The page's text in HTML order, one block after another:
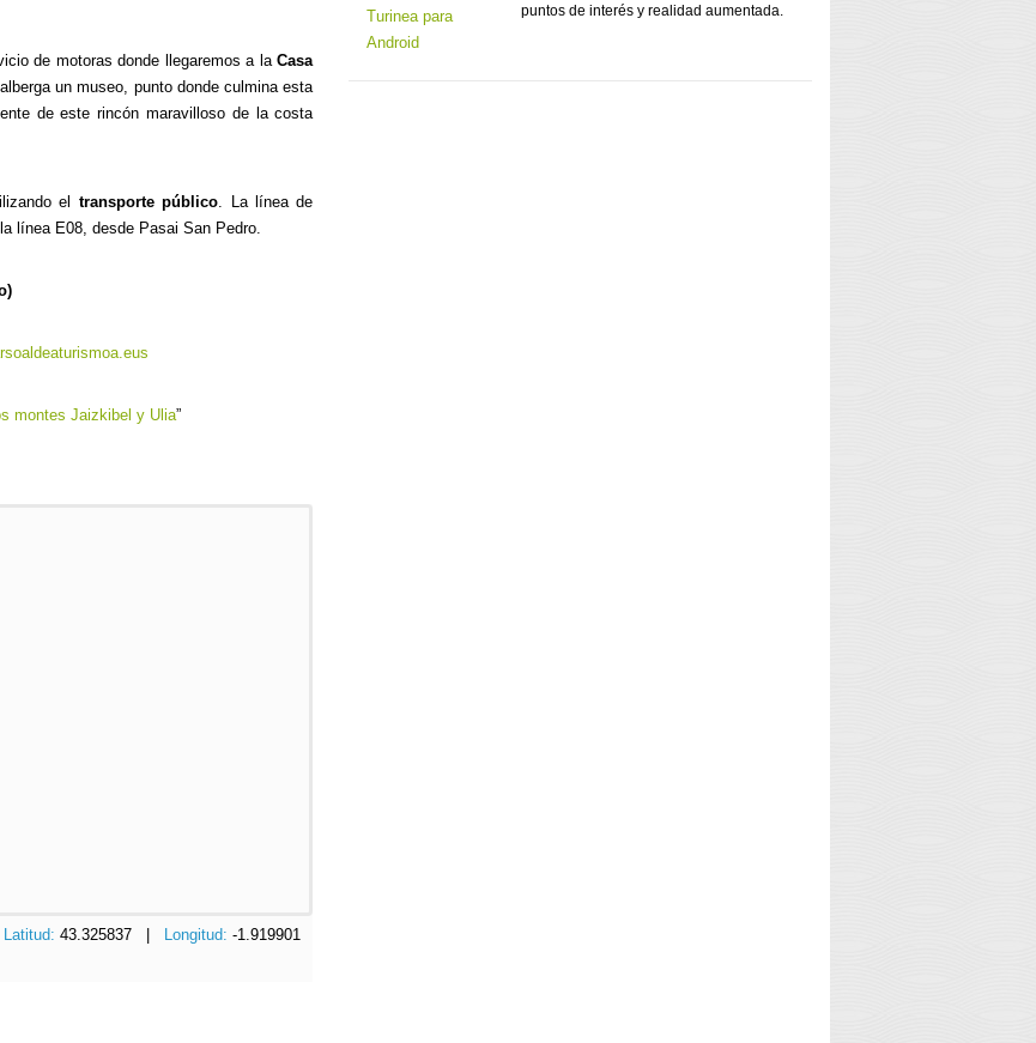
de motoras donde llegaremos a laCasa
un museo, punto donde culmina esta
de este rincón maravilloso de la costa
el transporte público. La línea de
línea E08, desde Pasai San Pedro.
montes Jaizkibel y Ulia”
Latitud:43.325837 | Longitud:-1.919901
puntos de interés y realidad aumentada.